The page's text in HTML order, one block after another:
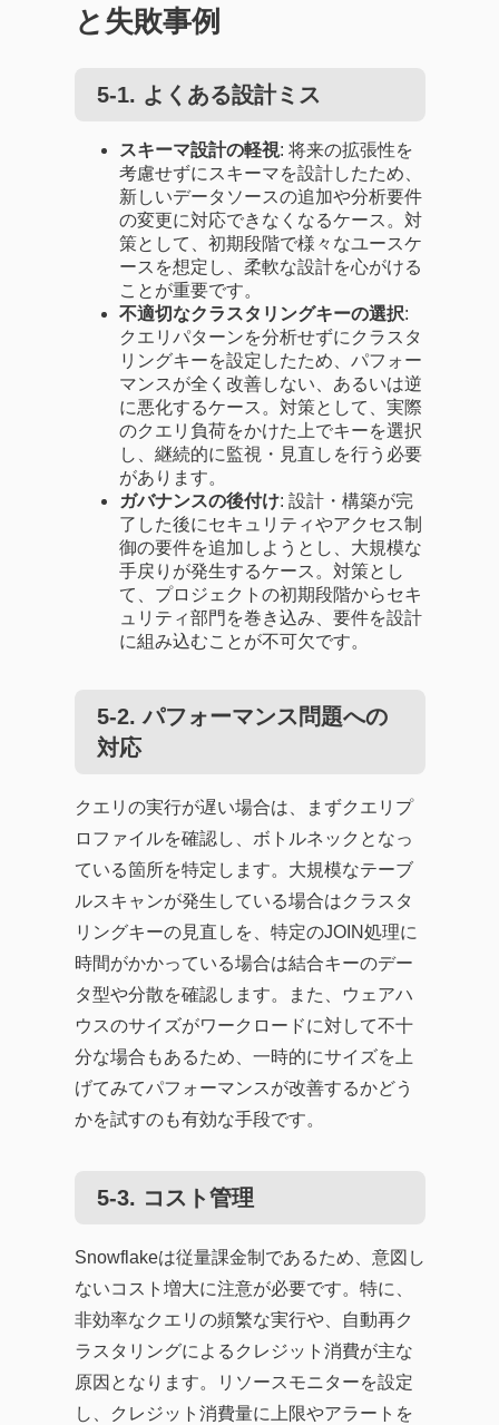
と失敗事例
5-1. よくある設計ミス
スキーマ設計の軽視: 将来の拡張性を
考慮せずにスキーマを設計したため、
新しいデータソースの追加や分析要件
の変更に対応できなくなるケース。対
策として、初期段階で様々なユースケ
ースを想定し、柔軟な設計を心がける
ことが重要です。
不適切なクラスタリングキーの選択:
クエリパターンを分析せずにクラスタ
リングキーを設定したため、パフォー
マンスが全く改善しない、あるいは逆
に悪化するケース。対策として、実際
のクエリ負荷をかけた上でキーを選択
し、継続的に監視・見直しを行う必要
があります。
ガバナンスの後付け: 設計・構築が完
了した後にセキュリティやアクセス制
御の要件を追加しようとし、大規模な
手戻りが発生するケース。対策とし
て、プロジェクトの初期段階からセキ
ュリティ部門を巻き込み、要件を設計
に組み込むことが不可欠です。
5-2. パフォーマンス問題への
対応
クエリの実行が遅い場合は、まずクエリプ
ロファイルを確認し、ボトルネックとなっ
ている箇所を特定します。大規模なテーブ
ルスキャンが発生している場合はクラスタ
リングキーの見直しを、特定のJOIN処理に
時間がかかっている場合は結合キーのデー
タ型や分散を確認します。また、ウェアハ
ウスのサイズがワークロードに対して不十
分な場合もあるため、一時的にサイズを上
げてみてパフォーマンスが改善するかどう
かを試すのも有効な手段です。
5-3. コスト管理
Snowflakeは従量課金制であるため、意図し
ないコスト増大に注意が必要です。特に、
非効率なクエリの頻繁な実行や、自動再ク
ラスタリングによるクレジット消費が主な
原因となります。リソースモニターを設定
し、クレジット消費量に上限やアラートを